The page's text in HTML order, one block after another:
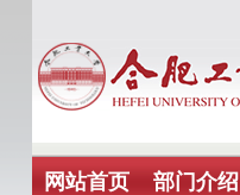
网站首页 部门介绍